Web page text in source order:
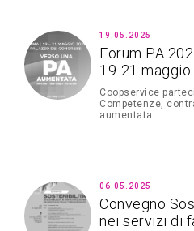
19.05.2025
Forum PA
19-21 maggio
Coopservice
Competenze,
aumentata
06.05.2025
Convegno
nei servizi di